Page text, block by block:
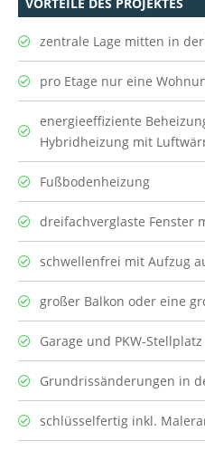
zentrale Lage mitten in
pro Etage nur eine
energieeffiziente
Hybridheizung mit
Fußbodenheizung
dreifachverglaste Fenster
schwellenfrei mit Aufzug
großer Balkon oder eine
Garage und PKW-
Grundrissänderungen in
schlüsselfertig inkl.